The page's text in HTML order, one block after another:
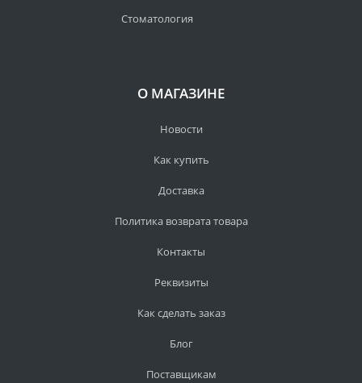
Стоматология
О МАГАЗИНЕ
Новости
Как купить
Доставка
Политика возврата товара
Контакты
Реквизиты
Как сделать заказ
Блог
Поставщикам